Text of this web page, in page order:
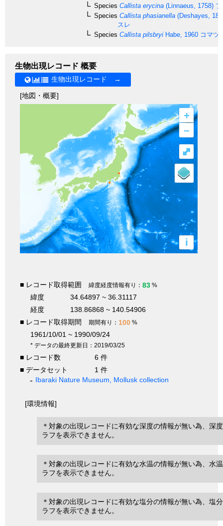
Species Callista erycina (Linnaeus, 1758)
Species Callista phasianella (Deshayes,
スレ
Species Callista pilsbryi Habe, 1960 コマツ
生物出現レコード 概要
生物出現レコード →
[地図・概要]
+
–
i
⤢
■ レコード取得範囲 緯度経度情報有り： 83 %
緯度
34.64897 ~ 36.31117
経度
138.86868 ~ 140.54906
■ レコード取得期間
期間有り： 100 %
1961/10/01 ~ 1990/09/24
* データの最終更新日：2019/03/25
■ レコード数
6 件
■ データセット
1 件
Ibaraki Nature Museum, Mollusk collection
[環境情報]
＊対象の出現レコードに有効な深度の情報が無い為、深
ラフを表示できません。
＊対象の出現レコードに有効な水温の情報が無い為、水
ラフを表示できません。
＊対象の出現レコードに有効な塩分の情報が無い為、塩
ラフを表示できません。